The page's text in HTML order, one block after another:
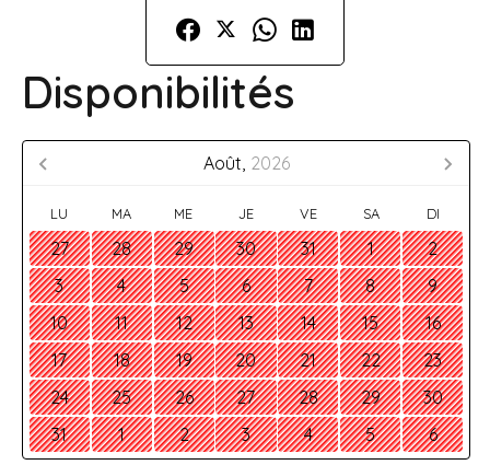
Disponibilités
Août, 2026
LU MA ME JE VE SA DI
27 28 29 30 31 1
2
3
4 5 6 7 8
9
10
11 12 13 14 15
16
17
18 19 20 21 22
23
24
25 26 27 28 29
30
31
1 2 3 4 5 6